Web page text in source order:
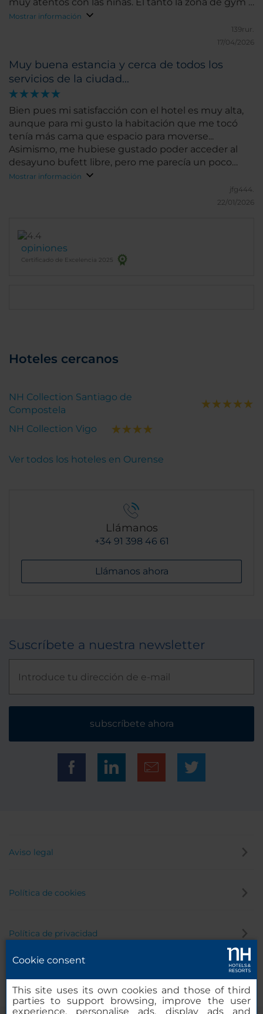
jacuzzi está muy bien. La recepcionista muy atenta
con la niñas a la llegada, las ofreció que se acercaran
a un córner que contaban con agua y caramelos.
Volveré seguro.
Mostrar información
139rur.
17/04/2026
Muy buena estancia y cerca de todos los
servicios de la ciudad...
Bien pues mi satisfacción con el hotel es muy alta,
aunque para mi gusto la habitación que me tocó
tenía más cama que espacio para moverse...
Asimismo, me hubiese gustado poder acceder al
desayuno bufett libre, pero me parecía un poco
caro... Pese a esas pequeñas cosas, les doy un
Mostrar información
jfg444.
22/01/2026
opiniones
Certificado de Excelencia 2025
Hoteles cercanos
NH Collection Santiago de
Compostela
NH Collection Vigo
Ver todos los hoteles en Ourense
Llámanos
+34 91 398 46 61
Llámanos ahora
Suscríbete a nuestra newsletter
subscríbete ahora
Aviso legal
Política de cookies
Política de privacidad
Cookie consent
This site uses its own cookies and those of third
parties to support browsing, improve the user
experience, personalise ads, display ads and